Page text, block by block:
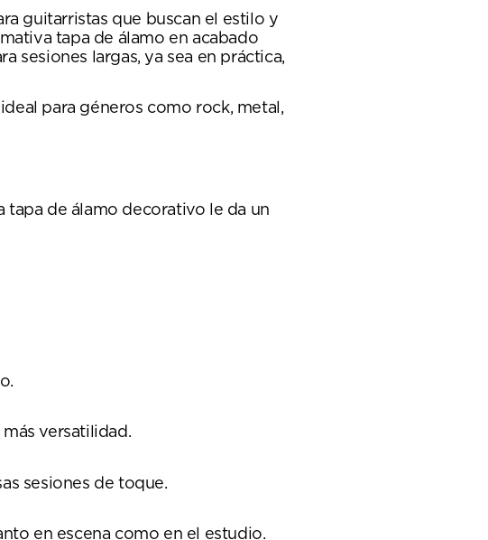
guitarristas que buscan el estilo y
tapa de álamo en acabado
sesiones largas, ya sea en práctica,
para géneros como rock, metal,
tapa de álamo decorativo le da un
versatilidad.
sesiones de toque.
en escena como en el estudio.